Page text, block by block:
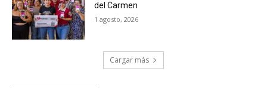
del Carmen
1 agosto, 2026
Cargar más